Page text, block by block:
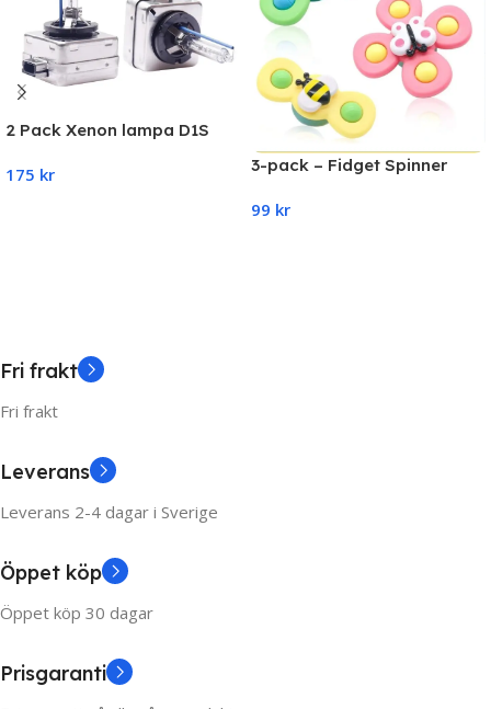
2 Pack Xenon lampa D1S
175 kr
3-pack – Fidget Spinner
Snurrleksak i flera färger
99 kr
Fri frakt
Fri frakt
Leverans
Leverans 2-4 dagar i Sverige
Öppet köp
Öppet köp 30 dagar
Prisgaranti